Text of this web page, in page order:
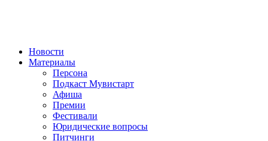
Новости
Материалы
Персона
Подкаст Мувистарт
Афиша
Премии
Фестивали
Юридические вопросы
Питчинги